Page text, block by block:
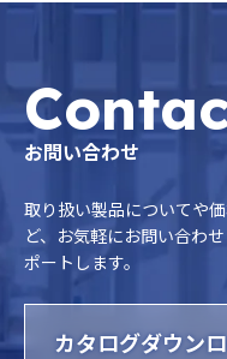
お問い合わせ
取り扱い製品についてや
ど、お気軽にお問い合わ
ポートします。
カタログダウン